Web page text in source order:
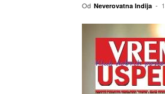
Od Neverovatna Indija -